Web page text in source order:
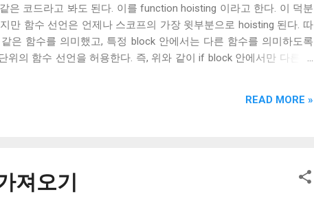
은 코드라고 봐도 된다. 이를 function hoisting 이라고 한다. 이 덕분
만 함수 선언은 언제나 스코프의 가장 윗부분으로 hoisting 된다. 따
은 함수를 의미했고, 특정 block 안에서는 다른 함수를 의미하도록
위의 함수 선언을 허용한다. 즉, 위와 같이 if block 안에서만 다른 값
다.
READ MORE »
져오기